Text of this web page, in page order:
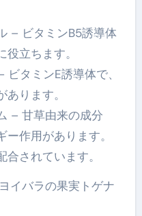
– ビタミンB5誘導体
立ちます。
タミンE誘導体で、
ります。
– 甘草由来の成分
作用があります。
されています。
イバラの果実トゲナ